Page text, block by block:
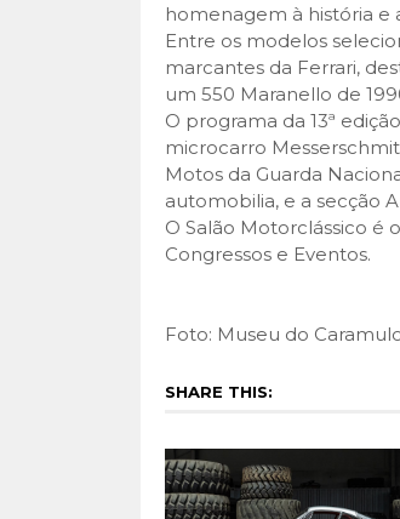
homenagem à história e
Entre os modelos
marcantes da Ferrari,
um 550 Maranello de
O programa da 13ª
microcarro
Motos da Guarda
automobilia, e a secção
O Salão Motorclássico é
Congressos e Eventos.
Foto: Museu do
SHARE THIS: